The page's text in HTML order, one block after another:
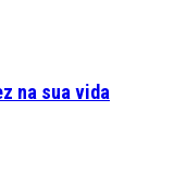
na sua vida